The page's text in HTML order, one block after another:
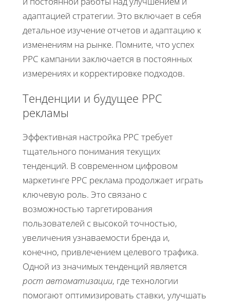
адаптацией стратегии. Это включает в себя
детальное изучение отчетов и адаптацию к
изменениям на рынке. Помните, что успех
PPC кампании заключается в постоянных
измерениях и корректировке подходов.
Тенденции и будущее PPC
рекламы
Эффективная настройка PPC требует
тщательного понимания текущих
тенденций. В современном цифровом
маркетинге PPC реклама продолжает играть
ключевую роль. Это связано с
возможностью таргетирования
пользователей с высокой точностью,
увеличения узнаваемости бренда и,
конечно, привлечением целевого трафика.
Одной из значимых тенденций является
рост автоматизации, где технологии
помогают оптимизировать ставки, улучшать